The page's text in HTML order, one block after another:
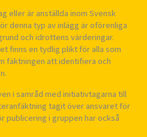
eller är anställda inom Svensk
denna typ av inlägg är oförenliga
och idrottens värderingar.
finns en tydlig plikt för alla som
fäktningen att identifiera och
i samråd med initiativtagarna till
tagit över ansvaret för
publicering i gruppen har också